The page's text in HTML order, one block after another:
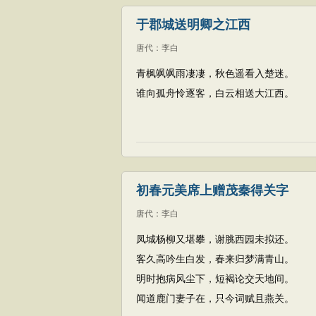
于郡城送明卿之江西
唐代 ： 李白
青枫飒飒雨凄凄，秋色遥看入楚迷。
谁向孤舟怜逐客，白云相送大江西。
初春元美席上赠茂秦得关字
唐代 ： 李白
凤城杨柳又堪攀，谢脁西园未拟还。
客久高吟生白发，春来归梦满青山。
明时抱病风尘下，短褐论交天地间。
闻道鹿门妻子在，只今词赋且燕关。